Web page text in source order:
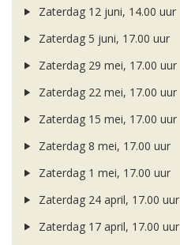
Zaterdag 12 juni, 14.00 uur
Zaterdag 5 juni, 17.00 uur
Zaterdag 29 mei, 17.00 uur
Zaterdag 22 mei, 17.00 uur
Zaterdag 15 mei, 17.00 uur
Zaterdag 8 mei, 17.00 uur
Zaterdag 1 mei, 17.00 uur
Zaterdag 24 april, 17.00 uur
Zaterdag 17 april, 17.00 uur